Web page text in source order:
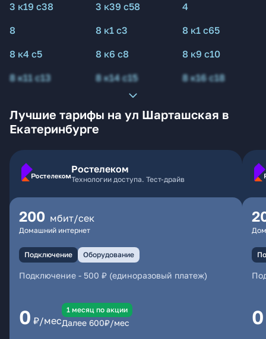
3 к19 с38
3 к39 с58
4
8
8 к1 с3
8 к1 с65
8 к4 с5
8 к6 с8
8 к9 с10
8 к11 с13
8 к14 с15 8 к16 с18
Лучшие тарифы на ул Шарташская в
Екатеринбурге
Ростелеком
Технологии доступа. Тест-драйв
200 мбит/сек
Домашний интернет
Подключение Оборудование
Подключение - 500 ₽ (единоразовый платеж)
0 ₽/мес
1 месяц по акции
Далее 600₽/мес 0